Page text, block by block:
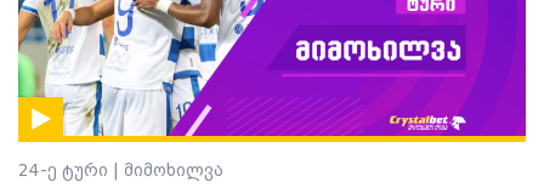
24-ე ტური | მიმოხილვა